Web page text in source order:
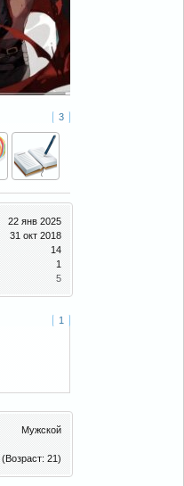
3
22 янв 2025
31 окт 2018
14
1
5
1
Мужской
(Возраст: 21)